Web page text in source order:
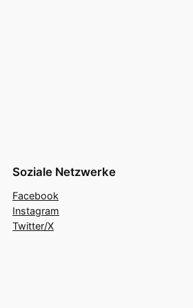
Soziale Netzwerke
Facebook
Instagram
Twitter/X